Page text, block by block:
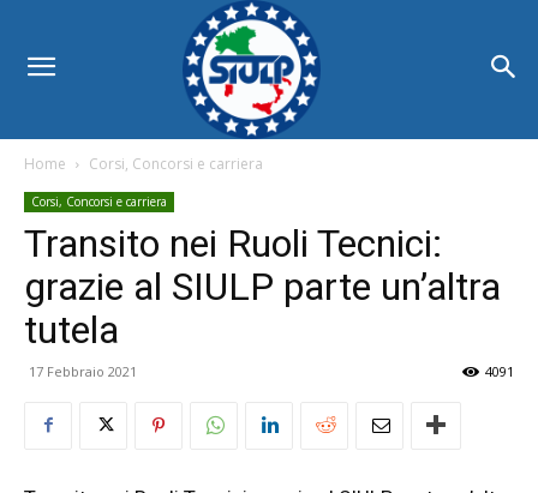
Home Corsi, Concorsi e carriera
Corsi, Concorsi e carriera
Transito nei Ruoli Tecnici:
grazie al SIULP parte un’altra
tutela
17 Febbraio 2021 4091